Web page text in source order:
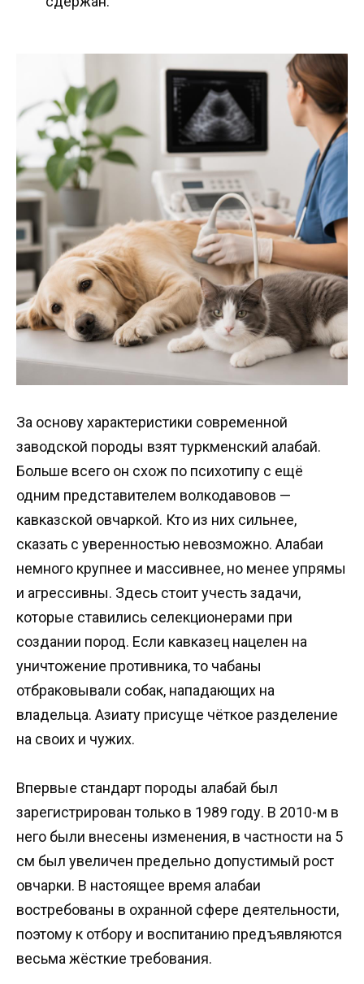
За основу характеристики современной
заводской породы взят туркменский алабай.
Больше всего он схож по психотипу с ещё
одним представителем волкодавовов —
кавказской овчаркой. Кто из них сильнее,
сказать с уверенностью невозможно. Алабаи
немного крупнее и массивнее, но менее упрямы
и агрессивны. Здесь стоит учесть задачи,
которые ставились селекционерами при
создании пород. Если кавказец нацелен на
уничтожение противника, то чабаны
отбраковывали собак, нападающих на
владельца. Азиату присуще чёткое разделение
на своих и чужих.
Впервые стандарт породы алабай был
зарегистрирован только в 1989 году. В 2010-м в
него были внесены изменения, в частности на 5
см был увеличен предельно допустимый рост
овчарки. В настоящее время алабаи
востребованы в охранной сфере деятельности,
поэтому к отбору и воспитанию предъявляются
весьма жёсткие требования.